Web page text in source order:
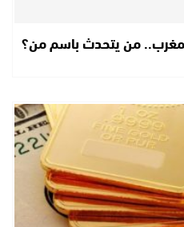
من يتحدث باسم من؟